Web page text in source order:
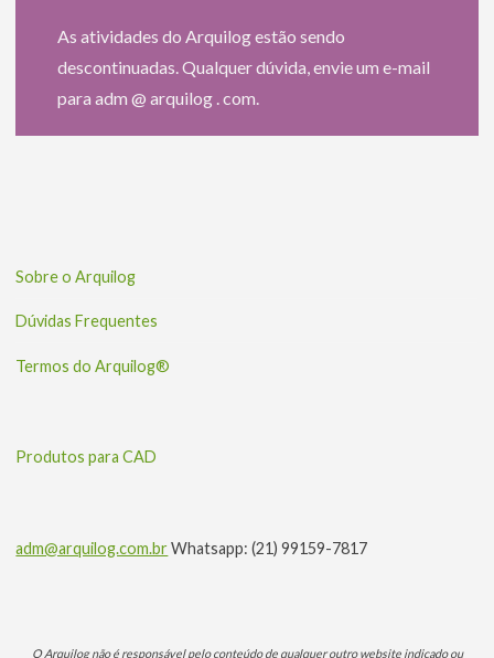
As atividades do Arquilog estão sendo
descontinuadas. Qualquer dúvida, envie um e-mail
para adm @ arquilog . com.
Sobre o Arquilog
Dúvidas Frequentes
Termos do Arquilog®
Produtos para CAD
adm@arquilog.com.brWhatsapp: (21) 99159-7817
O Arquilog não é responsável pelo conteúdo de qualquer outro website indicado ou